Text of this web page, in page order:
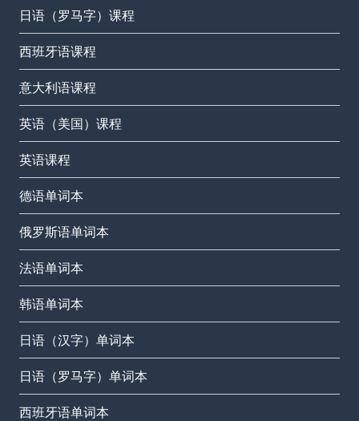
日语（罗马字）课程
西班牙语课程
意大利语课程
英语（美国）课程
英语课程
德语单词本
俄罗斯语单词本
法语单词本
韩语单词本
日语（汉字）单词本
日语（罗马字）单词本
西班牙语单词本